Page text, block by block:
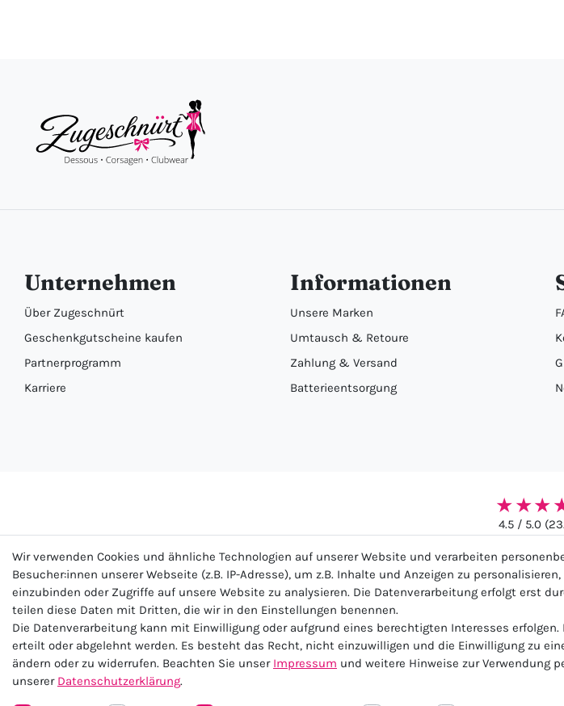
Unternehmen
Über Zugeschnürt
Geschenkgutscheine kaufen
Partnerprogramm
Karriere
Informationen
Unsere Marken
Umtausch & Retoure
Zahlung & Versand
Batterieentsorgung
4.5 / 5.0
Impressum Daten­schutz­erklärung
Vertrag
Wir verwenden Cookies und ähnliche Technologien auf unserer Website und verarbeiten
Besucher:innen unserer Webseite (z.B. IP-Adresse), um z.B. Inhalte und Anzeigen zu
einzubinden oder Zugriffe auf unsere Website zu analysieren. Die Datenverarbeitung erfolgt erst
teilen diese Daten mit Dritten, die wir in den Einstellungen benennen.
Die Datenverarbeitung kann mit Einwilligung oder aufgrund eines berechtigten Interesses
erteilt oder abgelehnt werden. Es besteht das Recht, nicht einzuwilligen und die Einwilligung zu
ändern oder zu widerrufen. Beachten Sie unser Impressum und weitere Hinweise zur Verwendung
unserer Daten­schutz­erklärung.